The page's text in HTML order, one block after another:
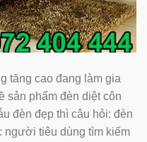
tăng cao đang làm gia
sản phẩm đèn diệt côn
đèn đẹp thì câu hỏi: đèn
tiêu dùng tìm kiếm